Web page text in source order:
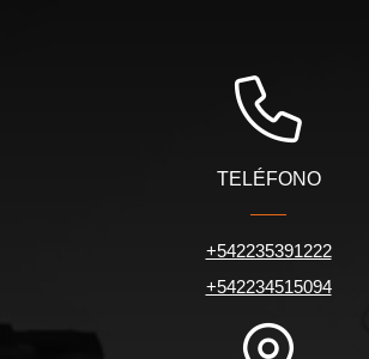
TELÉFONO
+542235391222
+542234515094